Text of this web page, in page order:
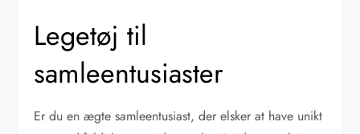
Legetøj til
samleentusiaster
Er du en ægte samleentusiast, der elsker at have unikt